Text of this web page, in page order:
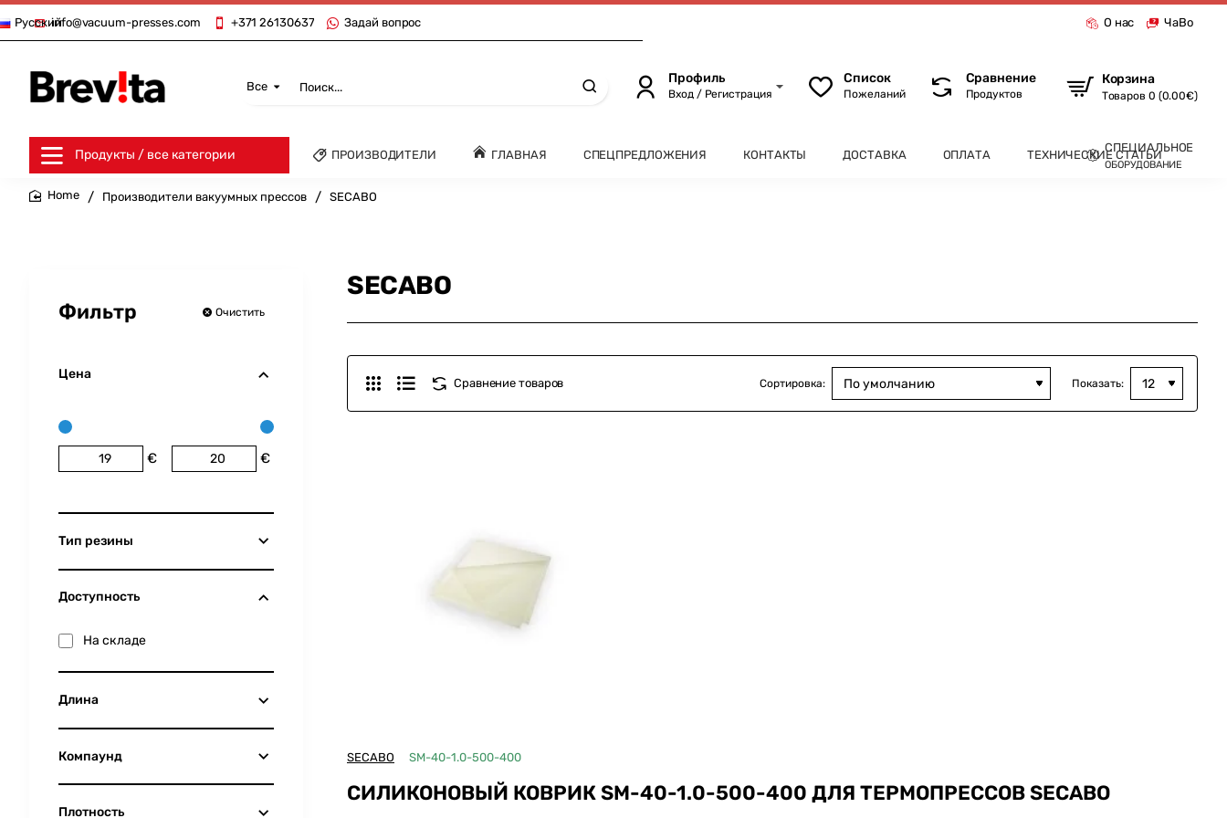
info@vacuum-presses.com +371 26130637 Задай вопрос
Русский О нас ЧаВо
Все
Поиск...
Профиль
Вход / Регистрация
Список
Пожеланий
Сравнение
Продуктов
Корзина
Товаров 0 (0.00€)
Продукты / все категории ПРОИЗВОДИТЕЛИ ГЛАВНАЯ СПЕЦПРЕДЛОЖЕНИЯ КОНТАКТЫ ДОСТАВКА ОПЛАТА ТЕХНИЧЕСКИЕ СТАТЬИ
СПЕЦИАЛЬНОЕ
ОБОРУДОВАНИЕ
Производители вакуумных прессов SECABO
Фильтр Очистить
Цена
€ €
Тип резины
Доступность
На складе
Длина
Компаунд
Плотность
SECABO
Сравнение товаров Сортировка: Показать:
SECABO SM-40-1.0-500-400
СИЛИКОНОВЫЙ КОВРИК SM-40-1.0-500-400 ДЛЯ ТЕРМОПРЕССОВ SECABO